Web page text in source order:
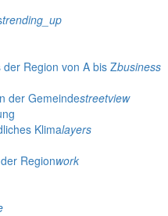
trending_up
Region von A bis Zbusiness
der Gemeindestreetview
Klimalayers
Regionwork